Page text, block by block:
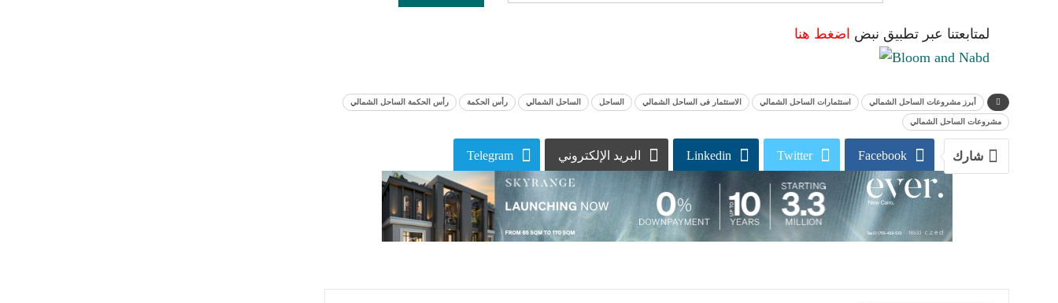
لمتابعتنا عبر تطبيق نبض اضغط هنا
أبرز مشروعات الساحل الشمالي استثمارات الساحل الشمالي الاستثمار فى الساحل الشمالي الساحل الساحل الشمالي رأس الحكمة رأس الحكمة الساحل الشمالي
مشروعات الساحل الشمالي
شارك Facebook
Twitter
Linkedin البريد الإلكتروني Telegram